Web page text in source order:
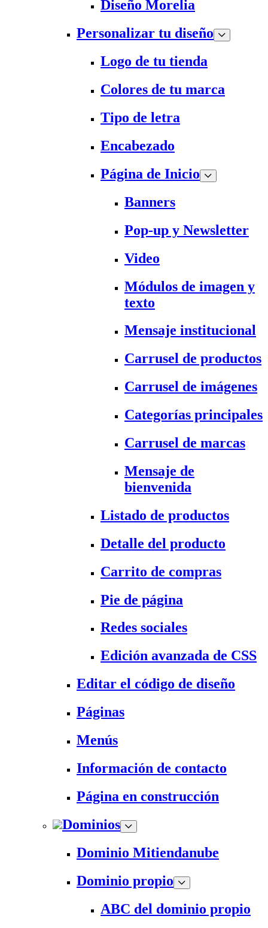
Diseño Morelia
Personalizar tu diseño
Logo de tu tienda
Colores de tu marca
Tipo de letra
Encabezado
Página de Inicio
Banners
Pop-up y Newsletter
Video
Módulos de imagen y
texto
Mensaje institucional
Carrusel de productos
Carrusel de imágenes
Categorías principales
Carrusel de marcas
Mensaje de
bienvenida
Listado de productos
Detalle del producto
Carrito de compras
Pie de página
Redes sociales
Edición avanzada de CSS
Editar el código de diseño
Páginas
Menús
Información de contacto
Página en construcción
Dominios
Dominio Mitiendanube
Dominio propio
ABC del dominio propio